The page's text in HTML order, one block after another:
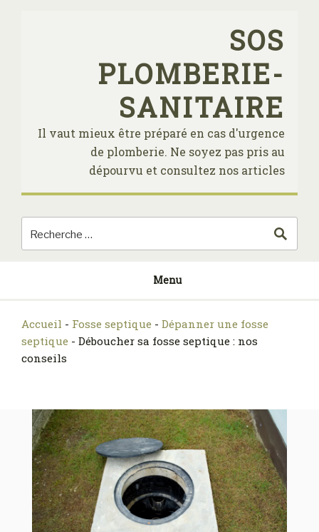
SOS
PLOMBERIE-
SANITAIRE
Il vaut mieux être préparé en cas d'urgence
de plomberie. Ne soyez pas pris au
dépourvu et consultez nos articles
Menu
Accueil - Fosse septique - Dépanner une fosse
septique - Déboucher sa fosse septique : nos
conseils